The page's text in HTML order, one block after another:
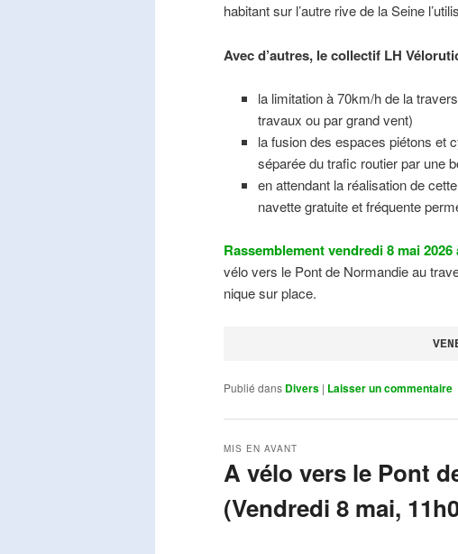
habitant sur l’autre rive de la Seine
Avec d’autres, le collectif LH
la limitation à 70km/h de la
travaux ou par grand vent)
la fusion des espaces piétons et
séparée du trafic routier par une
en attendant la réalisation de
navette gratuite et fréquente
Rassemblement vendredi 8 mai
vélo vers le Pont de Normandie au
nique sur place.
Publié dans Divers | Laisser un commentaire
A vélo vers le Pont
(Vendredi 8 mai,
MIS EN AVANT